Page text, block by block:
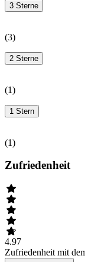
3 Sterne
(3)
2 Sterne
(1)
1 Stern
(1)
Zufriedenheit
4.97
Zufriedenheit mit